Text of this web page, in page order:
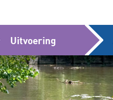
Uitvoering